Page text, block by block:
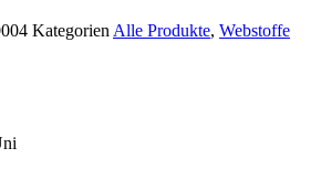
Kategorien Alle Produkte, Webstoffe